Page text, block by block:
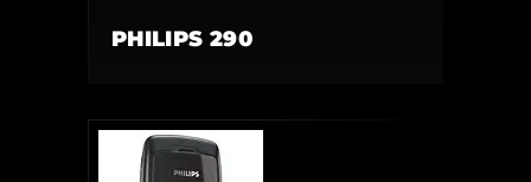
PHILIPS 290